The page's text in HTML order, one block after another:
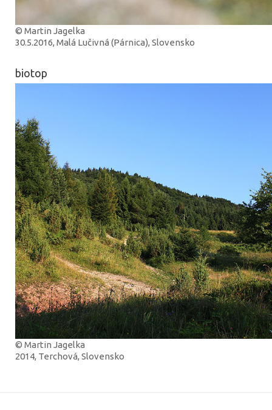
© Martin Jagelka
30.5.2016, Malá Lučivná (Párnica), Slovensko
biotop
© Martin Jagelka
2014, Terchová, Slovensko